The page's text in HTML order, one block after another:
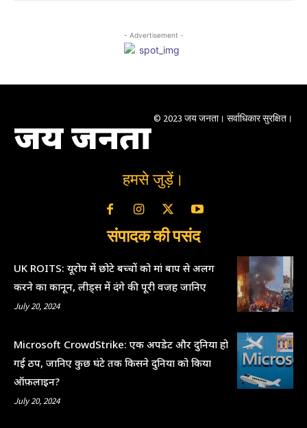
- Advertisement -
जय जनता © 2023 जय जनता। सर्वाधिकार सुरक्षित।
हमसे जुड़ें।
संपादक की पसंद
UK ROITS: यूरोप में छोटे बच्चों को मां बाप से अलग
करने का कानून, लीड्स में दंगे की पूरी वजह जानिए
July 20, 2024
Microsoft CrowdStrike: एक अपडेट और दुनिया हो
गई ठप, जानिए कुछ घंटे तक किसने दुनिया को किया
ऑफ़लाइन?
July 20, 2024